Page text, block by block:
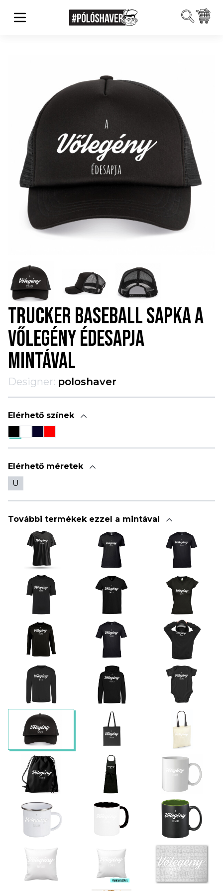
TRUCKER BASEBALL SAPKA A
VŐLEGÉNY ÉDESAPJA
MINTÁVAL
Designer: poloshaver
Elérhető színek
Elérhető méretek
U
További termékek ezzel a mintával